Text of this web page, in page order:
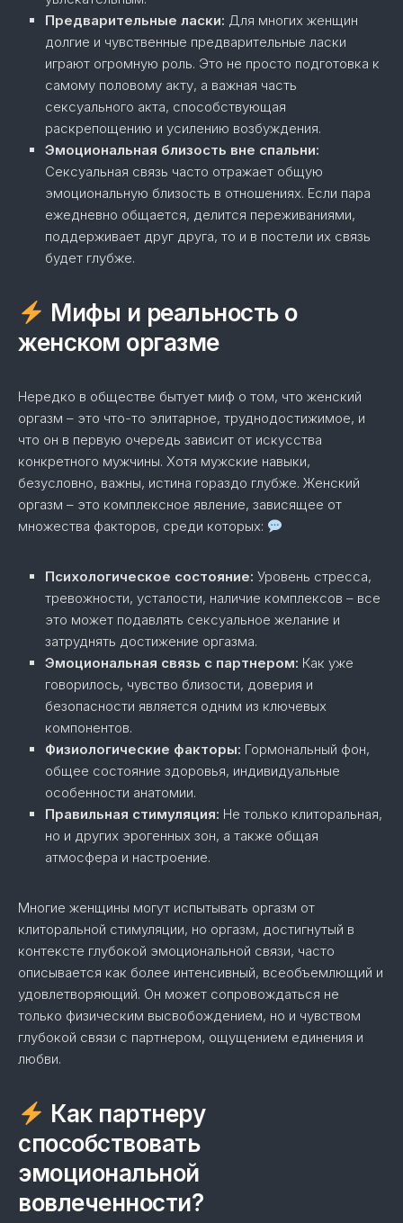
Предварительные ласки: Для многих женщин
долгие и чувственные предварительные ласки
играют огромную роль. Это не просто подготовка к
самому половому акту, а важная часть
сексуального акта, способствующая
раскрепощению и усилению возбуждения.
Эмоциональная близость вне спальни:
Сексуальная связь часто отражает общую
эмоциональную близость в отношениях. Если пара
ежедневно общается, делится переживаниями,
поддерживает друг друга, то и в постели их связь
будет глубже.
Мифы и реальность о
женском оргазме
Нередко в обществе бытует миф о том, что женский
оргазм – это что-то элитарное, труднодостижимое, и
что он в первую очередь зависит от искусства
конкретного мужчины. Хотя мужские навыки,
безусловно, важны, истина гораздо глубже. Женский
оргазм – это комплексное явление, зависящее от
множества факторов, среди которых:
Психологическое состояние: Уровень стресса,
тревожности, усталости, наличие комплексов – все
это может подавлять сексуальное желание и
затруднять достижение оргазма.
Эмоциональная связь с партнером: Как уже
говорилось, чувство близости, доверия и
безопасности является одним из ключевых
компонентов.
Физиологические факторы: Гормональный фон,
общее состояние здоровья, индивидуальные
особенности анатомии.
Правильная стимуляция: Не только клиторальная,
но и других эрогенных зон, а также общая
атмосфера и настроение.
Многие женщины могут испытывать оргазм от
клиторальной стимуляции, но оргазм, достигнутый в
контексте глубокой эмоциональной связи, часто
описывается как более интенсивный, всеобъемлющий и
удовлетворяющий. Он может сопровождаться не
только физическим высвобождением, но и чувством
глубокой связи с партнером, ощущением единения и
любви.
Как партнеру
способствовать
эмоциональной
вовлеченности?